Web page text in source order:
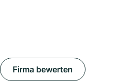
Firma bewerten